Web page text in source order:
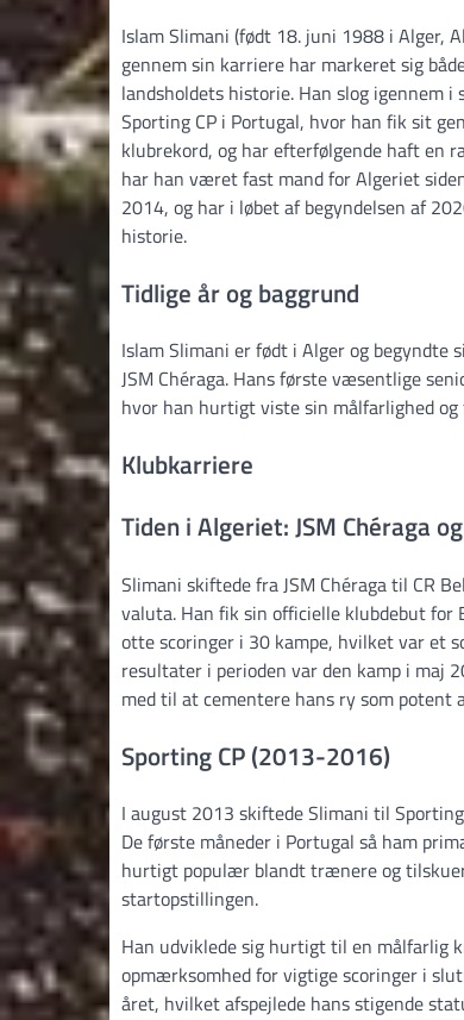
Islam Slimani (født 18. juni 1988 i Alger,
gennem sin karriere har markeret sig
landsholdets historie. Han slog igennem
Sporting CP i Portugal, hvor han fik sit
klubrekord, og har efterfølgende haft en
har han været fast mand for Algeriet
2014, og har i løbet af begyndelsen af
historie.
Tidlige år og baggrund
Islam Slimani er født i Alger og begyndte
JSM Chéraga. Hans første væsentlige
hvor han hurtigt viste sin målfarlighed
Klubkarriere
Tiden i Algeriet: JSM Chéraga
Slimani skiftede fra JSM Chéraga til CR
valuta. Han fik sin officielle klubdebut for
otte scoringer i 30 kampe, hvilket var et
resultater i perioden var den kamp i maj
med til at cementere hans ry som potent
Sporting CP (2013-2016)
I august 2013 skiftede Slimani til
De første måneder i Portugal så ham
hurtigt populær blandt trænere og
startopstillingen.
Han udviklede sig hurtigt til en målfarlig
opmærksomhed for vigtige scoringer i
året, hvilket afspejlede hans stigende